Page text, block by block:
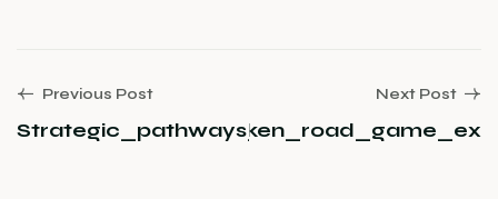
Previous Post Next Post